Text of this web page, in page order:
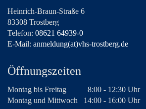
Heinrich-Braun-Straße 6
83308 Trostberg
Telefon: 08621 64939-0
E-Mail: anmeldung(at)vhs-trostberg.de
Öffnungszeiten
Montag bis Freitag
8:00 - 12:30 Uhr
Montag und Mittwoch 14:00 - 16:00 Uhr